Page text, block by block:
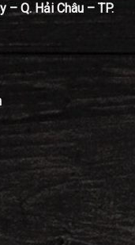
– Q. Hải Châu – TP.